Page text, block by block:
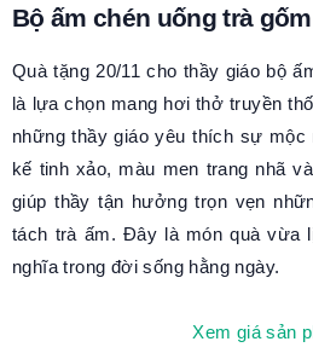
Bộ ấm chén uống trà
Quà tặng 20/11 cho thầy giáo bộ
là lựa chọn mang hơi thở truyền
những thầy giáo yêu thích sự
kế tinh xảo, màu men trang nhã
giúp thầy tận hưởng trọn vẹn
tách trà ấm. Đây là món quà vừa
nghĩa trong đời sống hằng ngày.
Xem giá sản